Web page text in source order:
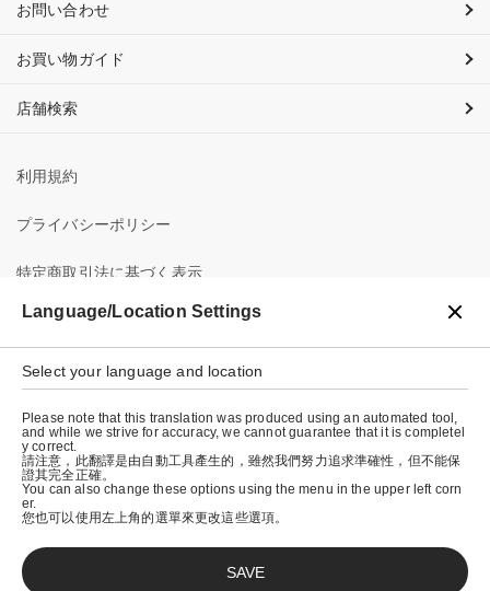
入荷お知らせ登録
お問い合わせ
お買い物ガイド
店舗検索
利用規約
プライバシーポリシー
特定商取引法に基づく表示
会社概要
© graniph inc.
Language/Location Settings
Select your language and location
Please note that this translation was produced using an automated tool,
and while we strive for accuracy, we cannot guarantee that it is completel
y correct.
請注意，此翻譯是由自動工具產生的，雖然我們努力追求準確性，但不能保
證其完全正確。
You can also change these options using the menu in the upper left corn
er.
您也可以使用左上角的選單來更改這些選項。
SAVE